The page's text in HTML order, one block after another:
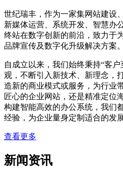
世纪瑞丰，作为一家集网站建设
新媒体运营、系统开发、智慧办
终站在数字创新的前沿，致力于
品牌宣传及数字化升级解决方案。
自成立以来，我们始终秉持“客
观，不断引入新技术、新理念，
造新的商业模式或服务，为行业
匠心的企业网站，还是精准定位
构建智能高效的办公系统，我们
经验，为企业量身定制适合的发
查看更多
新闻资讯